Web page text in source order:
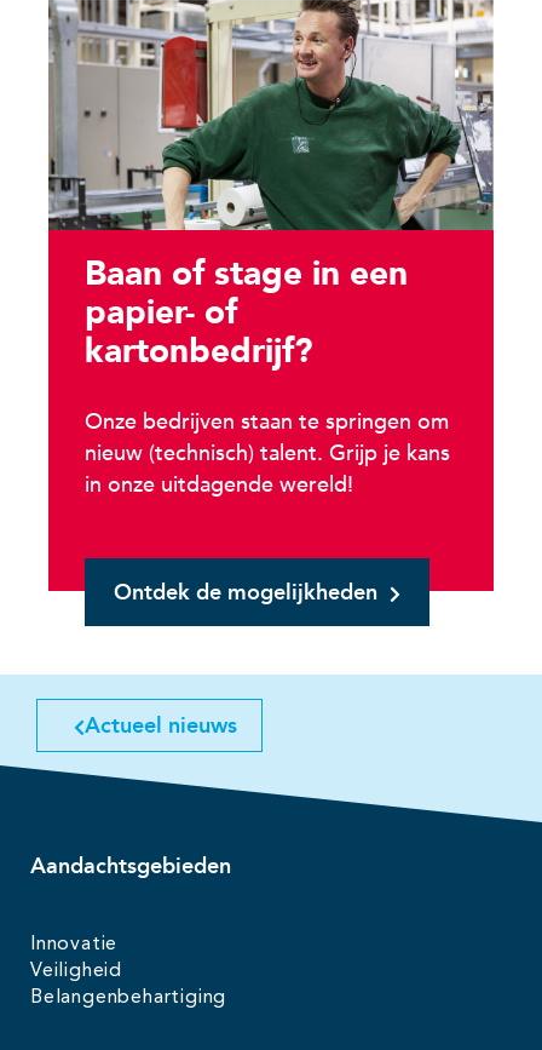
Baan of stage in een
papier- of
kartonbedrijf?
Onze bedrijven staan te springen om
nieuw (technisch) talent. Grijp je kans
in onze uitdagende wereld!
Ontdek de mogelijkheden
Actueel nieuws
Aandachtsgebieden
Innovatie
Veiligheid
Belangenbehartiging